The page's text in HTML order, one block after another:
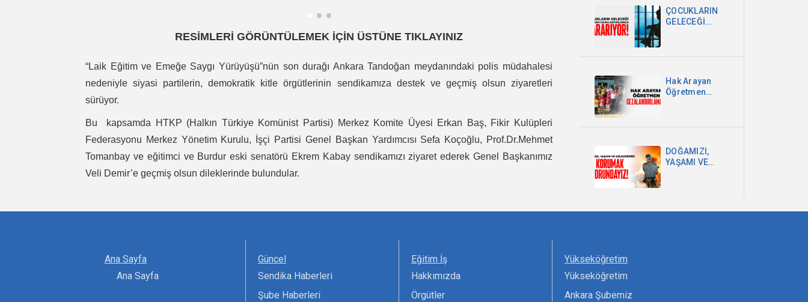
MİLLET
EGEMENLİĞİDİR
ÇOCUKLARIN
GELECEĞİ
Hak Arayan
Öğretmen
DOĞAMIZI,
YAŞAMI VE
RESİMLERİ GÖRÜNTÜLEMEK İÇİN ÜSTÜNE TIKLAYINIZ
“Laik Eğitim ve Emeğe Saygı Yürüyüşü”nün son durağı Ankara Tandoğan meydanındaki polis müdahalesi
nedeniyle siyasi partilerin, demokratik kitle örgütlerinin sendikamıza destek ve geçmiş olsun ziyaretleri
sürüyor.
Bu kapsamda HTKP (Halkın Türkiye Komünist Partisi) Merkez Komite Üyesi Erkan Baş, Fikir Kulüpleri
Federasyonu Merkez Yönetim Kurulu, İşçi Partisi Genel Başkan Yardımcısı Sefa Koçoğlu, Prof.Dr.Mehmet
Tomanbay ve eğitimci ve Burdur eski senatörü Ekrem Kabay sendikamızı ziyaret ederek Genel Başkanımız
Veli Demir’e geçmiş olsun dileklerinde bulundular.
Ana Sayfa
Ana Sayfa
Güncel
Sendika Haberleri
Şube Haberleri
Eğitim İş
Hakkımızda
Örgütler
Yükseköğretim
Yükseköğretim
Ankara Şubemiz